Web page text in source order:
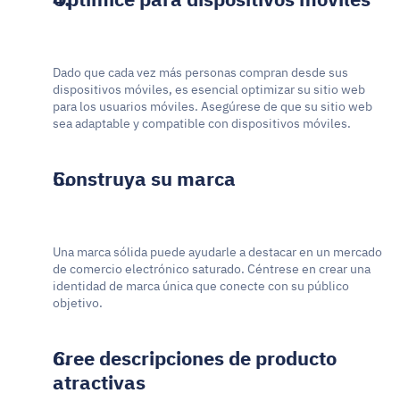
Dado que cada vez más personas compran desde sus
dispositivos móviles, es esencial optimizar su sitio web
para los usuarios móviles. Asegúrese de que su sitio web
sea adaptable y compatible con dispositivos móviles.
Construya su marca
Una marca sólida puede ayudarle a destacar en un mercado
de comercio electrónico saturado. Céntrese en crear una
identidad de marca única que conecte con su público
objetivo.
Cree descripciones de producto
atractivas